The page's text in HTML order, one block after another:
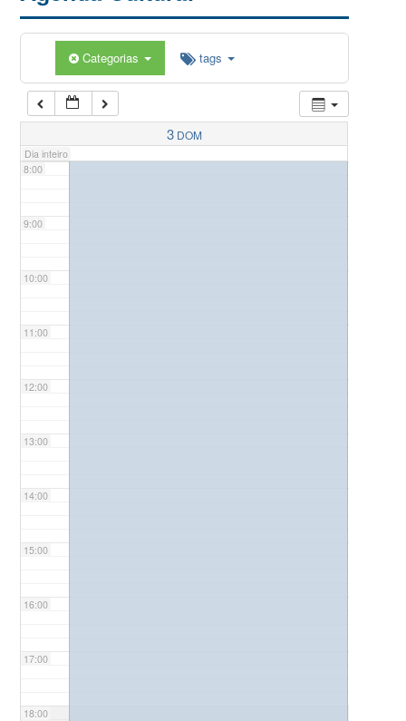
Categorias tags
3 DOM
Dia inteiro
5:00
7:00
8:00
9:00
10:00
11:00
12:00
13:00
14:00
15:00
16:00
17:00
18:00